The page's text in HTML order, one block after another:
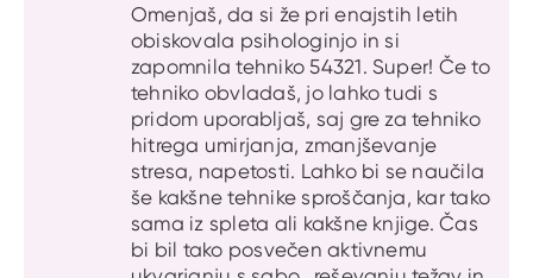
Omenjaš, da si že pri enajstih letih
obiskovala psihologinjo in si
zapomnila tehniko 54321. Super! Če to
tehniko obvladaš, jo lahko tudi s
pridom uporabljaš, saj gre za tehniko
hitrega umirjanja, zmanjševanje
stresa, napetosti. Lahko bi se naučila
še kakšne tehnike sproščanja, kar tako
sama iz spleta ali kakšne knjige. Čas
bi bil tako posvečen aktivnemu